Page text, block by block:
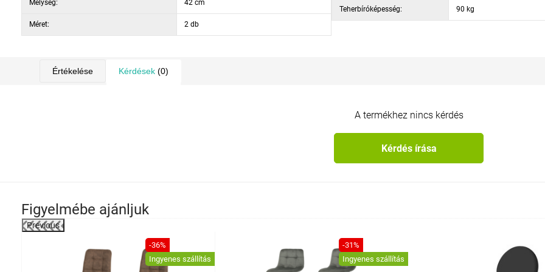
Mélység: 42 cm
Méret: 2 db
Teherbíróképesség: 90 kg
Értékelése Kérdések (0)
A termékhez nincs kérdés
Kérdés írása
Figyelmébe ajánljuk
Previous
-36%
Ingyenes szállítás
-31%
Ingyenes szállítás